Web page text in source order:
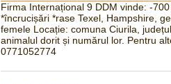
Firma Internațional 9 DDM vinde: -
*încrucișări *rase Texel, Hampshire,
femele Locație: comuna Ciurila,
animalul dorit și numărul lor. Pentru
0771052774